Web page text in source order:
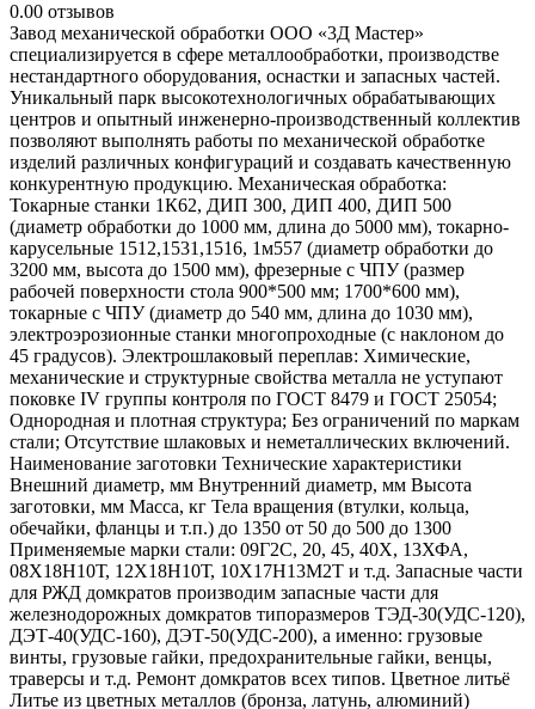
0.00 отзывов
Завод механической обработки ООО «3Д Мастер»
специализируется в сфере металлообработки, производстве
нестандартного оборудования, оснастки и запасных частей.
Уникальный парк высокотехнологичных обрабатывающих
центров и опытный инженерно-производственный коллектив
позволяют выполнять работы по механической обработке
изделий различных конфигураций и создавать качественную
конкурентную продукцию. Механическая обработка:
Токарные станки 1К62, ДИП 300, ДИП 400, ДИП 500
(диаметр обработки до 1000 мм, длина до 5000 мм), токарно-
карусельные 1512,1531,1516, 1м557 (диаметр обработки до
3200 мм, высота до 1500 мм), фрезерные с ЧПУ (размер
рабочей поверхности стола 900*500 мм; 1700*600 мм),
токарные с ЧПУ (диаметр до 540 мм, длина до 1030 мм),
электроэрозионные станки многопроходные (с наклоном до
45 градусов). Электрошлаковый переплав: Химические,
механические и структурные свойства металла не уступают
поковке IV группы контроля по ГОСТ 8479 и ГОСТ 25054;
Однородная и плотная структура; Без ограничений по маркам
стали; Отсутствие шлаковых и неметаллических включений.
Наименование заготовки Технические характеристики
Внешний диаметр, мм Внутренний диаметр, мм Высота
заготовки, мм Масса, кг Тела вращения (втулки, кольца,
обечайки, фланцы и т.п.) до 1350 от 50 до 500 до 1300
Применяемые марки стали: 09Г2С, 20, 45, 40Х, 13ХФА,
08Х18Н10Т, 12Х18Н10Т, 10Х17Н13М2Т и т.д. Запасные части
для РЖД домкратов производим запасные части для
железнодорожных домкратов типоразмеров ТЭД-30(УДС-120),
ДЭТ-40(УДС-160), ДЭТ-50(УДС-200), а именно: грузовые
винты, грузовые гайки, предохранительные гайки, венцы,
траверсы и т.д. Ремонт домкратов всех типов. Цветное литьё
Литье из цветных металлов (бронза, латунь, алюминий)